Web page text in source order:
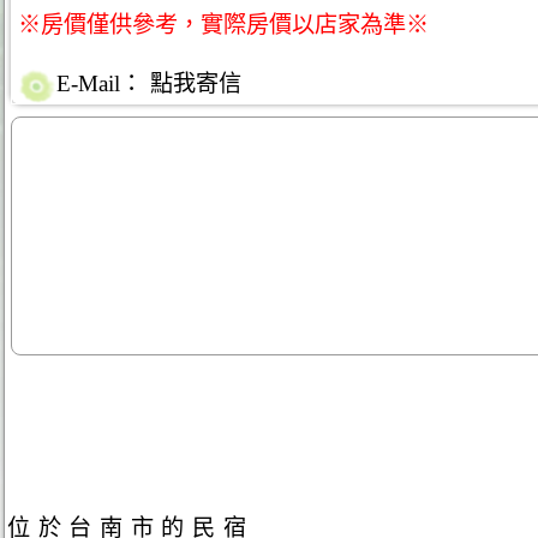
※房價僅供參考，實際房價以店家為準※
E-Mail： 點我寄信
位於台南市的民宿